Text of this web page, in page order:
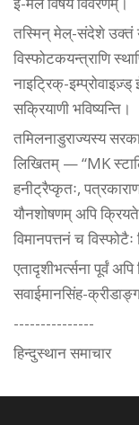
तस्मिन् मेल्-संदेशे उक्तं
विस्फोटकयन्त्राणि
नाइट्रिक्-इम्प्रोवाइज़्ड्
सक्रियाणी भविष्यन्ति।
तमिलनाडुराज्यस्य
लिखितम् — “MK
हनीट्रैप्कृतः,
यौनशोषणम् अपि
विमानपत्तनं च
एतादृशीभर्त्सना पूर्वं
सवाईमानसिंह-
---------------
हिन्दुस्थान समाचार